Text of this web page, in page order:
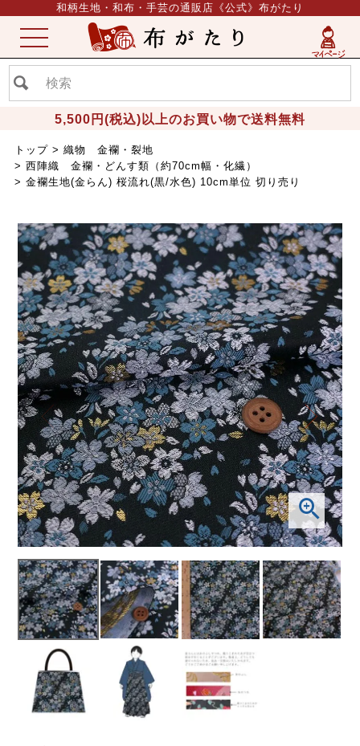
和柄生地・和布・手芸の通販店《公式》布がたり
5,500円(税込)以上のお買い物で送料無料
ME
NU
トップ
織物 金襴・裂地
西陣織 金襴・どんす類（約70cm幅・化繊）
金襴生地(金らん) 桜流れ(黒/水色) 10cm単位 切り売り